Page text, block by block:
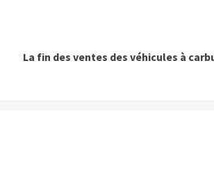
La fin des ventes des véhicules à